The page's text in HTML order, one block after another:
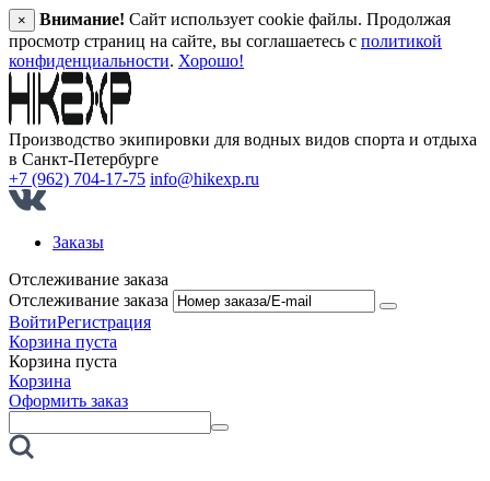
× Внимание! Сайт использует cookie файлы. Продолжая
просмотр страниц на сайте, вы соглашаетесь с политикой
конфиденциальности. Хорошо!
Производство экипировки для водных видов спорта и отдыха
в Санкт‑Петербурге
+7 (962) 704-17-75 info@hikexp.ru
Заказы
Отслеживание заказа
Отслеживание заказа
ВойтиРегистрация
Корзина пуста
Корзина пуста
Корзина
Оформить заказ